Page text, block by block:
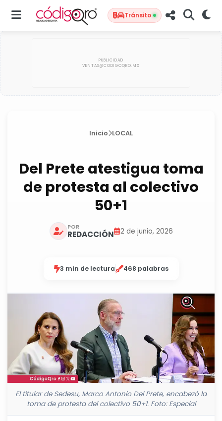
Tránsito
Inicio LOCAL
Del Prete atestigua toma
de protesta al colectivo
50+1
POR
REDACCIÓN 2 de junio, 2026
3 min de lectura 468 palabras
El titular de Sedesu, Marco Antonio Del Prete, encabezó la
toma de protesta del colectivo 50+1. Foto: Especial